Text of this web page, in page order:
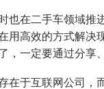
在二手车领域推进
用高效的方式解决
，一定要通过分享
于互联网公司，